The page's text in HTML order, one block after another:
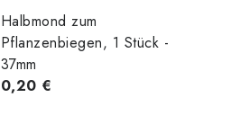
Halbmond zum
Pflanzenbiegen, 1 Stück -
37mm
0,20 €